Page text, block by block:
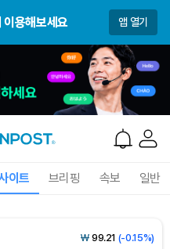
이용해보세요 앱 열기
이트 브리핑 속보 일반
₩1,422(+0.02%)
₩1,488(-1.91%)
₩ 99.21 (-0.15%)